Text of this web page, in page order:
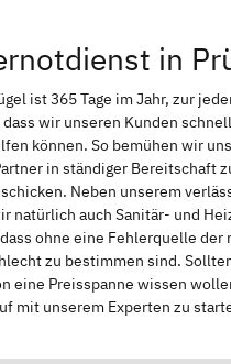
in
ist 365 Tage im Jahr, zur
dass wir unseren Kunden
können. So bemühen wir
in ständiger Bereitschaft
Neben unserem
natürlich auch Sanitär- und
ohne eine Fehlerquelle der
zu bestimmen sind.
eine Preisspanne wissen
mit unserem Experten zu